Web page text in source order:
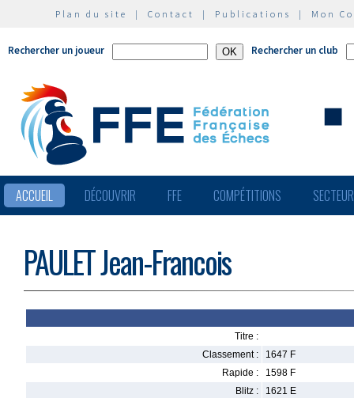
Plan du site | Contact | Publications | Mon
Rechercher un joueur Rechercher un club
ACCUEIL DÉCOUVRIR FFE COMPÉTITIONS
PAULET Jean-Francois
Titre :
Classement :
1647 F
Rapide :
1598 F
Blitz :
1621 E